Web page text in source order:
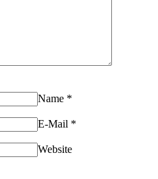
Name *
E-Mail *
Website